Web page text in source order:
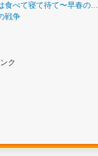
食べて寝て待て〜早春の...
戦争
ク